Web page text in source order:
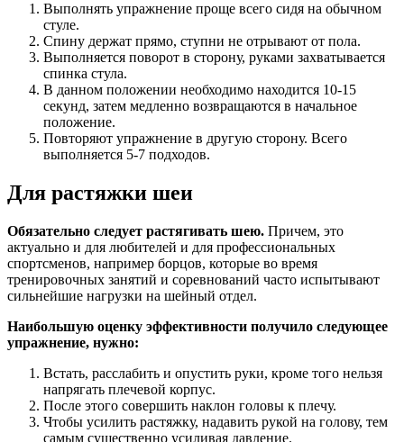
Выполнять упражнение проще всего сидя на обычном
стуле.
Спину держат прямо, ступни не отрывают от пола.
Выполняется поворот в сторону, руками захватывается
спинка стула.
В данном положении необходимо находится 10-15
секунд, затем медленно возвращаются в начальное
положение.
Повторяют упражнение в другую сторону. Всего
выполняется 5-7 подходов.
Для растяжки шеи
Обязательно следует растягивать шею. Причем, это
актуально и для любителей и для профессиональных
спортсменов, например борцов, которые во время
тренировочных занятий и соревнований часто испытывают
сильнейшие нагрузки на шейный отдел.
Наибольшую оценку эффективности получило следующее
упражнение, нужно:
Встать, расслабить и опустить руки, кроме того нельзя
напрягать плечевой корпус.
После этого совершить наклон головы к плечу.
Чтобы усилить растяжку, надавить рукой на голову, тем
самым существенно усиливая давление.